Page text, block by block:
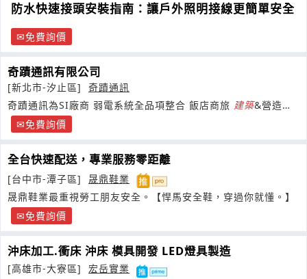
防水快速接頭安裝指南：讓戶外照明接線更簡單安全
免費詢價
奇蹟通訊有限公司
[新北市-汐止區]
奇蹟通訊
奇蹟通訊為SI廠商 弱電系統全品項整合 飯店商旅 建築&營造工
地(與多家企業長期配合)
免費詢價
全台快速配送，專業服務零距離
[台中市-潭子區]
晟鼎鞋業
晟鼎鞋業最重視勞工朋友安全。【悍馬安全鞋，穿過你就懂。】
免費詢價
沖床加工.衝床 沖床 模具開發 LED燈具製造
[高雄市-大寮區]
宏岳實業